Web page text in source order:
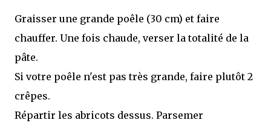
Graisser une grande poêle (30 cm) et faire
chauffer. Une fois chaude, verser la totalité de la
pâte.
Si votre poêle n'est pas très grande, faire plutôt 2
crêpes.
Répartir les abricots dessus. Parsemer